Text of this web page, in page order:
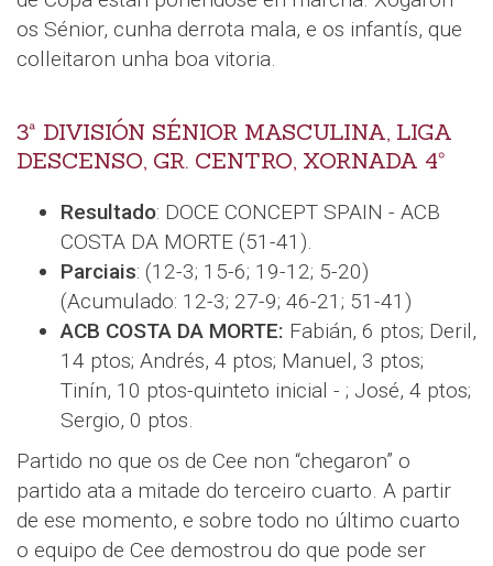
os Sénior, cunha derrota mala, e os infantís, que
colleitaron unha boa vitoria.
3ª DIVISIÓN SÉNIOR MASCULINA, LIGA
DESCENSO, GR. CENTRO, XORNADA 4º
Resultado: DOCE CONCEPT SPAIN - ACB
COSTA DA MORTE (51-41).
Parciais: (12-3; 15-6; 19-12; 5-20)
(Acumulado: 12-3; 27-9; 46-21; 51-41)
ACB COSTA DA MORTE: Fabián, 6 ptos; Deril,
14 ptos; Andrés, 4 ptos; Manuel, 3 ptos;
Tinín, 10 ptos-quinteto inicial - ; José, 4 ptos;
Sergio, 0 ptos.
Partido no que os de Cee non “chegaron” o
partido ata a mitade do terceiro cuarto. A partir
de ese momento, e sobre todo no último cuarto
o equipo de Cee demostrou do que pode ser